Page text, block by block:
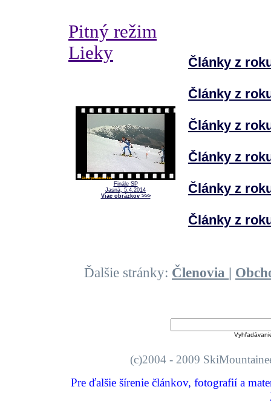
Pitný režim
Lieky
Finále SP
Jasná, 5.4.2014
Viac obrázkov >>>
Články z
Články z
Články z
Články z
Články z
Články z
Ďalšie stránky: Členovia |
(c)2004 - 2009
Pre ďalšie šírenie článkov, fotografií a